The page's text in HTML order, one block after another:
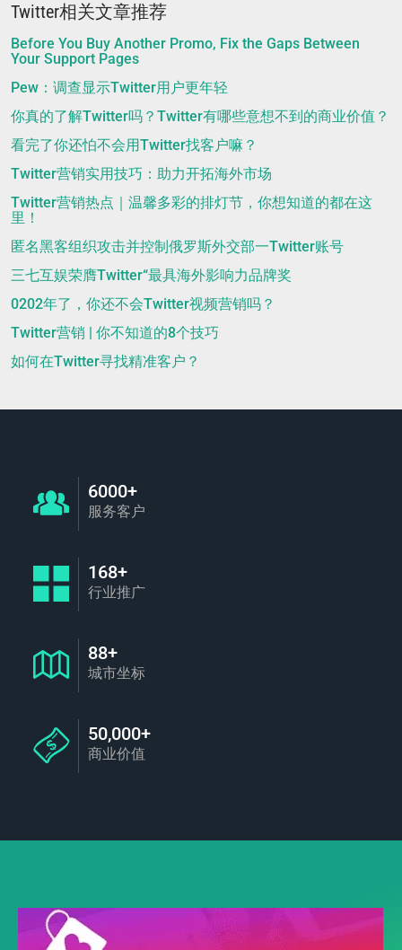
Twitter相关文章推荐
Before You Buy Another Promo, Fix the Gaps Between
Your Support Pages
Pew：调查显示Twitter用户更年轻
你真的了解Twitter吗？Twitter有哪些意想不到的商业价值？
看完了你还怕不会用Twitter找客户嘛？
Twitter营销实用技巧：助力开拓海外市场
Twitter营销热点｜温馨多彩的排灯节，你想知道的都在这
里！
匿名黑客组织攻击并控制俄罗斯外交部一Twitter账号
三七互娱荣膺Twitter“最具海外影响力品牌奖
0202年了，你还不会Twitter视频营销吗？
Twitter营销 | 你不知道的8个技巧
如何在Twitter寻找精准客户？
6000+
服务客户
168+
行业推广
88+
城市坐标
50,000+
商业价值